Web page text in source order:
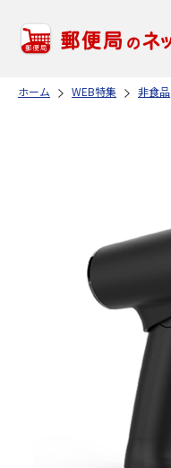
ホーム WEB特集 非食品